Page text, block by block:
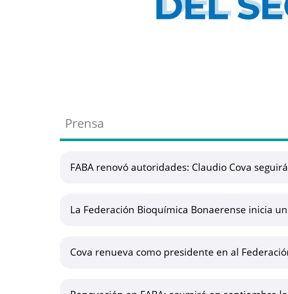
Prensa
FABA renovó autoridades: Claudio Cova
La Federación Bioquímica Bonaerense inicia
Cova renueva como presidente en al